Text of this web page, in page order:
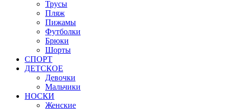
Трусы
Пляж
Пижамы
Футболки
Брюки
Шорты
СПОРТ
ДЕТСКОЕ
Девочки
Мальчики
НОСКИ
Женские